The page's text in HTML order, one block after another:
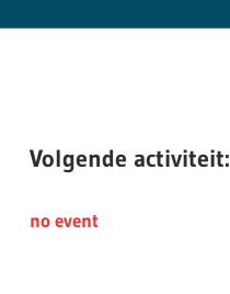
Volgende activiteit:
no event